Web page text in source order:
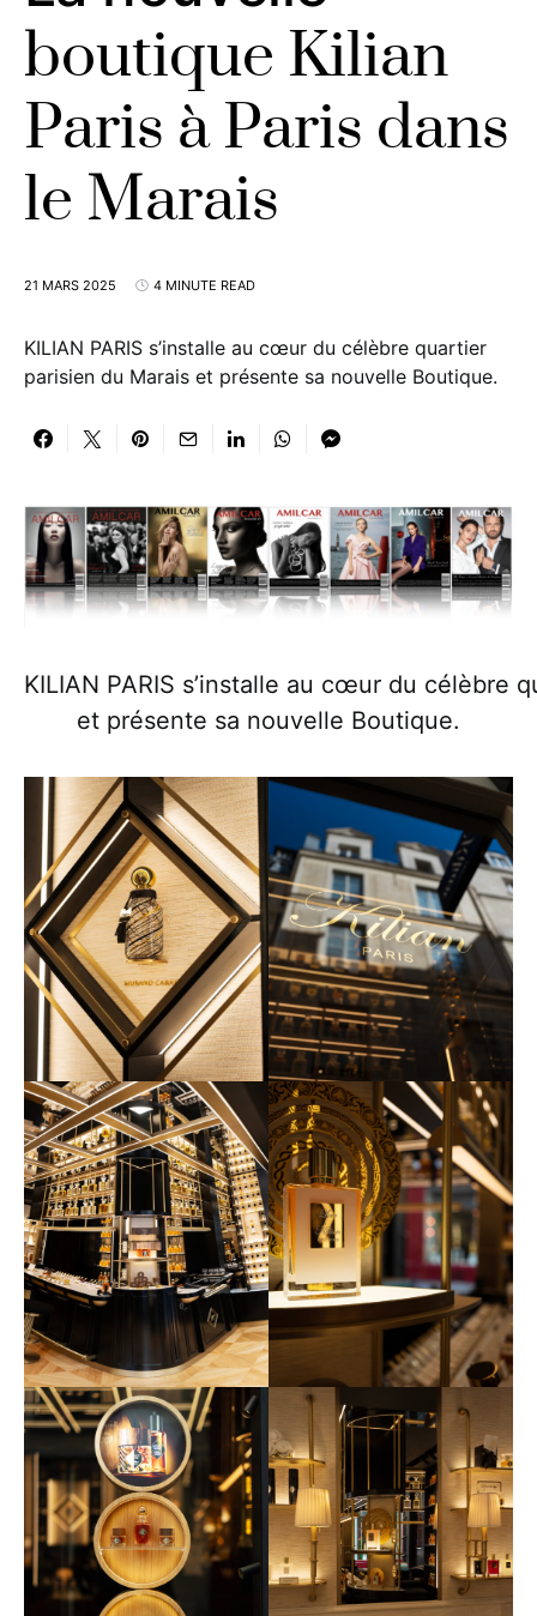
boutique Kilian
Paris à Paris dans
le Marais
21 MARS 2025 4 MINUTE READ
KILIAN PARIS s’installe au cœur du célèbre quartier
parisien du Marais et présente sa nouvelle Boutique.
KILIAN PARIS s’installe au cœur du célèbre
et présente sa nouvelle Boutique.